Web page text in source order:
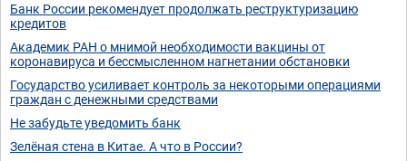
Банк России рекомендует продолжать реструктуризацию
кредитов
Академик РАН о мнимой необходимости вакцины от
коронавируса и бессмысленном нагнетании обстановки
Государство усиливает контроль за некоторыми операциями
граждан с денежными средствами
Не забудьте уведомить банк
Зелёная стена в Китае. А что в России?